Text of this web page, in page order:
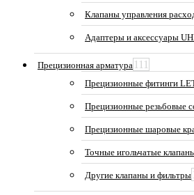
Клапаны управления
Адаптеры и аксессуары
Прецизионная арматура 111
Прецизионные фитинги
Прецизионные резьбовые
Прецизионные шаровые
Точные игольчатые
Другие клапаны и фильтры